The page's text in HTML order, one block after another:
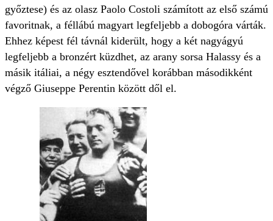
győztese) és az olasz Paolo Costoli számított az első számú
favoritnak, a féllábú magyart legfeljebb a dobogóra várták.
Ehhez képest fél távnál kiderült, hogy a két nagyágyú
legfeljebb a bronzért küzdhet, az arany sorsa Halassy és a
másik itáliai, a négy esztendővel korábban másodikként
végző Giuseppe Perentin között dől el.